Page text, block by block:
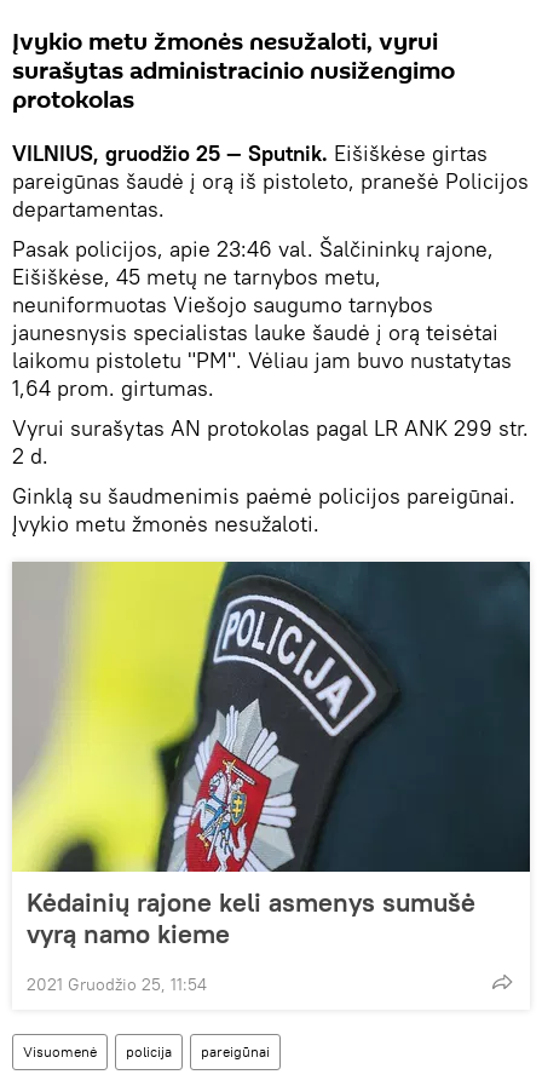
Įvykio metu žmonės nesužaloti, vyrui
surašytas administracinio nusižengimo
protokolas
VILNIUS, gruodžio 25 — Sputnik. Eišiškėse girtas
pareigūnas šaudė į orą iš pistoleto, pranešė Policijos
departamentas.
Pasak policijos, apie 23:46 val. Šalčininkų rajone,
Eišiškėse, 45 metų ne tarnybos metu,
neuniformuotas Viešojo saugumo tarnybos
jaunesnysis specialistas lauke šaudė į orą teisėtai
laikomu pistoletu "PM". Vėliau jam buvo nustatytas
1,64 prom. girtumas.
Vyrui surašytas AN protokolas pagal LR ANK 299 str.
2 d.
Ginklą su šaudmenimis paėmė policijos pareigūnai.
Įvykio metu žmonės nesužaloti.
Kėdainių rajone keli asmenys sumušė
vyrą namo kieme
2021 Gruodžio 25, 11:54
Visuomenė policija pareigūnai